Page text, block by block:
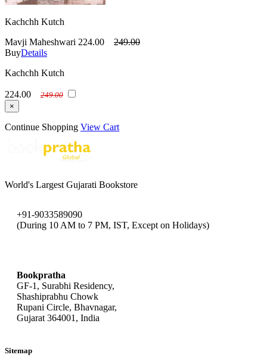
Kachchh Kutch
Mavji Maheshwari 224.00
249.00
BuyDetails
Kachchh Kutch
224.00
249.00
×
Continue Shopping View Cart
World's Largest Gujarati Bookstore
+91-9033589090
(During 10 AM to 7 PM, IST, Except on Holidays)
Bookpratha
GF-1, Surabhi Residency,
Shashiprabhu Chowk
Rupani Circle, Bhavnagar,
Gujarat 364001, India
Sitemap